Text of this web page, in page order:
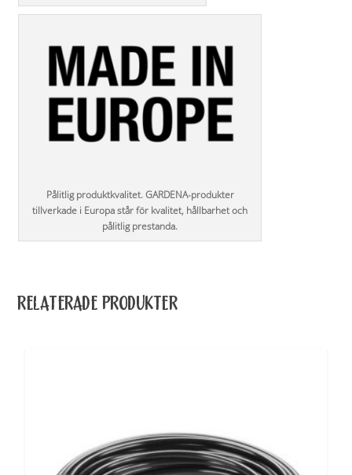
Pålitlig produktkvalitet. GARDENA-produkter
tillverkade i Europa står för kvalitet, hållbarhet och
pålitlig prestanda.
RELATERADE PRODUKTER